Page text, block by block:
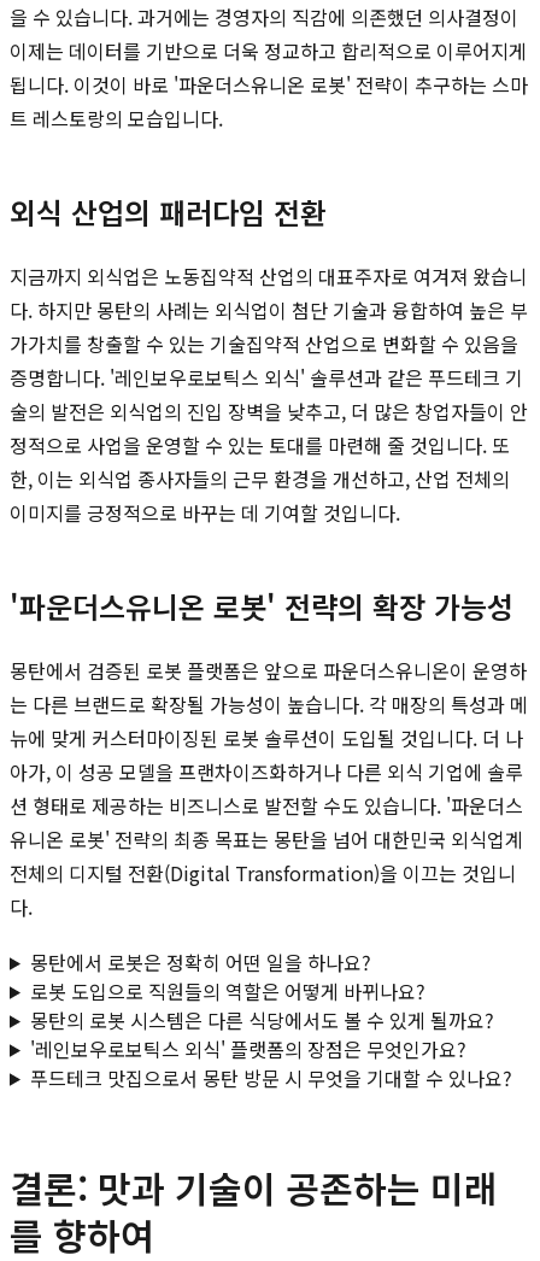
을 수 있습니다. 과거에는 경영자의 직감에 의존했던 의사결정이
이제는 데이터를 기반으로 더욱 정교하고 합리적으로 이루어지게
됩니다. 이것이 바로 '파운더스유니온 로봇' 전략이 추구하는 스마
트 레스토랑의 모습입니다.
외식 산업의 패러다임 전환
지금까지 외식업은 노동집약적 산업의 대표주자로 여겨져 왔습니
다. 하지만 몽탄의 사례는 외식업이 첨단 기술과 융합하여 높은 부
가가치를 창출할 수 있는 기술집약적 산업으로 변화할 수 있음을
증명합니다. '레인보우로보틱스 외식' 솔루션과 같은 푸드테크 기
술의 발전은 외식업의 진입 장벽을 낮추고, 더 많은 창업자들이 안
정적으로 사업을 운영할 수 있는 토대를 마련해 줄 것입니다. 또
한, 이는 외식업 종사자들의 근무 환경을 개선하고, 산업 전체의
이미지를 긍정적으로 바꾸는 데 기여할 것입니다.
'파운더스유니온 로봇' 전략의 확장 가능성
몽탄에서 검증된 로봇 플랫폼은 앞으로 파운더스유니온이 운영하
는 다른 브랜드로 확장될 가능성이 높습니다. 각 매장의 특성과 메
뉴에 맞게 커스터마이징된 로봇 솔루션이 도입될 것입니다. 더 나
아가, 이 성공 모델을 프랜차이즈화하거나 다른 외식 기업에 솔루
션 형태로 제공하는 비즈니스로 발전할 수도 있습니다. '파운더스
유니온 로봇' 전략의 최종 목표는 몽탄을 넘어 대한민국 외식업계
전체의 디지털 전환(Digital Transformation)을 이끄는 것입니
다.
몽탄에서 로봇은 정확히 어떤 일을 하나요?
로봇 도입으로 직원들의 역할은 어떻게 바뀌나요?
몽탄의 로봇 시스템은 다른 식당에서도 볼 수 있게 될까요?
'레인보우로보틱스 외식' 플랫폼의 장점은 무엇인가요?
푸드테크 맛집으로서 몽탄 방문 시 무엇을 기대할 수 있나요?
결론: 맛과 기술이 공존하는 미래
를 향하여